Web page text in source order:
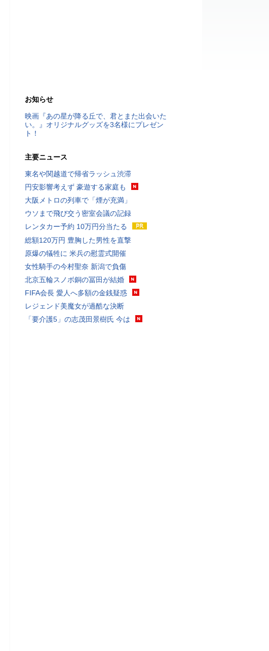
お知らせ
映画『あの星が降る丘で、君とまた出会いた
い。』オリジナルグッズを3名様にプレゼン
ト！
主要ニュース
東名や関越道で帰省ラッシュ渋滞
円安影響考えず 豪遊する家庭も
大阪メトロの列車で「煙が充満」
ウソまで飛び交う密室会議の記録
レンタカー予約 10万円分当たる
総額120万円 豊胸した男性を直撃
原爆の犠牲に 米兵の慰霊式開催
女性騎手の今村聖奈 新潟で負傷
北京五輪スノボ銅の冨田が結婚
FIFA会長 愛人へ多額の金銭疑惑
レジェンド美魔女が過酷な決断
「要介護5」の志茂田景樹氏 今は